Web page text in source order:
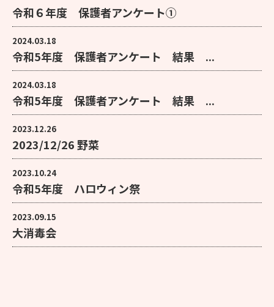
令和６年度 保護者アンケート①
2024.03.18
令和5年度 保護者アンケート 結果 ...
2024.03.18
令和5年度 保護者アンケート 結果 ...
2023.12.26
2023/12/26 野菜
2023.10.24
令和5年度 ハロウィン祭
2023.09.15
大消毒会